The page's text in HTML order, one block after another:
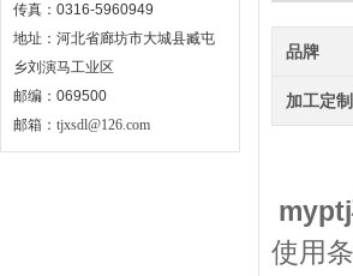
传真：0316-5960949
地址：河北省廊坊市大城县臧屯
乡刘演马工业区
邮编：069500
邮箱： tjxsdl@126.com
品牌
加工定制
使用